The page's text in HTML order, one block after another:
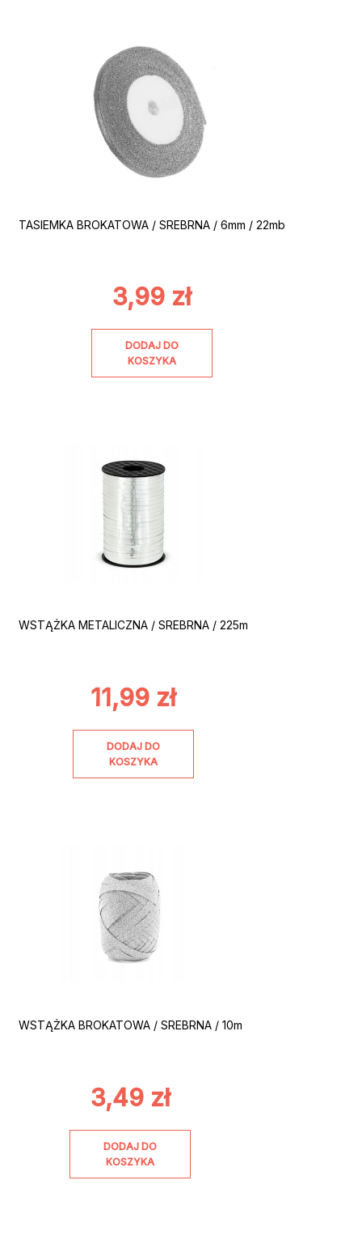
TASIEMKA BROKATOWA / SREBRNA / 6mm / 22mb
3,99 zł
DODAJ DO
KOSZYKA
WSTĄŻKA METALICZNA / SREBRNA / 225m
11,99 zł
DODAJ DO
KOSZYKA
WSTĄŻKA BROKATOWA / SREBRNA / 10m
3,49 zł
DODAJ DO
KOSZYKA